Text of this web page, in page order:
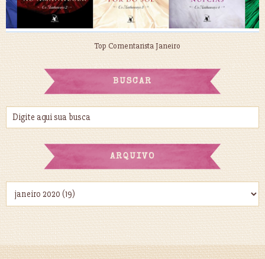
Top Comentarista Janeiro
BUSCAR
ARQUIVO